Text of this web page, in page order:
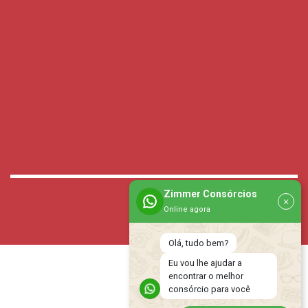
Zimmer Consórcios
Online agora
×
Olá, tudo bem?
Eu vou lhe ajudar a
encontrar o melhor
consórcio para você